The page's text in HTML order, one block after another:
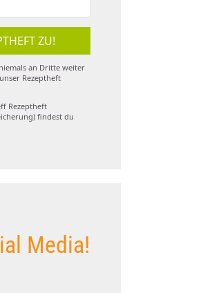
ZU!
an Dritte weiter
Rezeptheft
Rezeptheft
findest du
Media!